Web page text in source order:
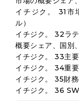
イチジク。 31市
ル）
イチジク。 32ラ
概要シェア、国別
イチジク。 33主
イチジク。 34重
イチジク。 35財
イチジク。 36